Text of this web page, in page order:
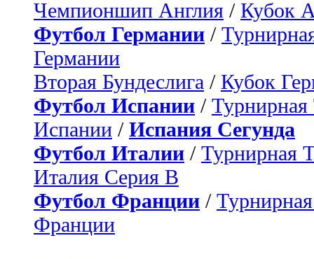
Чемпионшип Англия / Кубок
Футбол Германии /
Германии
Вторая Бундеслига / Кубок
Футбол Испании / Турнирная
Испании / Испания Сегунда
Футбол Италии / Турнирная
Италия Серия B
Футбол Франции /
Франции